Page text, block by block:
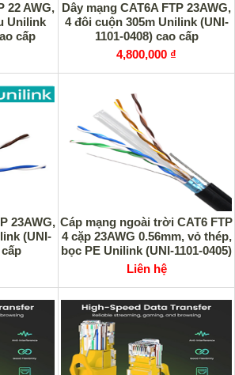
22 AWG,
Unilink
cấp
Dây mạng CAT6A FTP 23AWG,
4 đôi cuộn 305m Unilink (UNI-
1101-0408) cao cấp
4,800,000 ₫
23AWG,
(UNI-
cấp
Cáp mạng ngoài trời CAT6 FTP
4 cặp 23AWG 0.56mm, vỏ thép,
bọc PE Unilink (UNI-1101-0405)
Liên hệ